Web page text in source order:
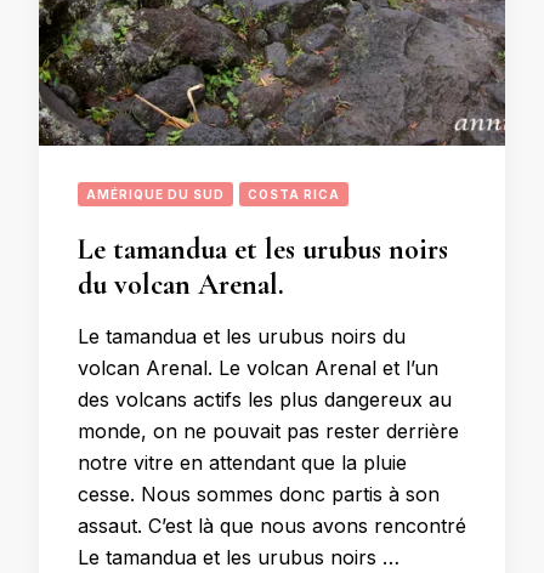
AMÉRIQUE DU SUD COSTA RICA
Le tamandua et les urubus noirs
du volcan Arenal.
Le tamandua et les urubus noirs du
volcan Arenal. Le volcan Arenal et l’un
des volcans actifs les plus dangereux au
monde, on ne pouvait pas rester derrière
notre vitre en attendant que la pluie
cesse. Nous sommes donc partis à son
assaut. C’est là que nous avons rencontré
Le tamandua et les urubus noirs …